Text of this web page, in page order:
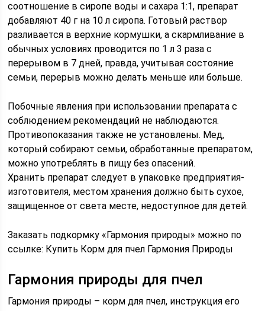
соотношение в сиропе воды и сахара 1:1, препарат
добавляют 40 г на 10 л сиропа. Готовый раствор
разливается в верхние кормушки, а скармливание в
обычных условиях проводится по 1 л 3 раза с
перерывом в 7 дней, правда, учитывая состояние
семьи, перерыв можно делать меньше или больше.
Побочные явления при использовании препарата с
соблюдением рекомендаций не наблюдаются.
Противопоказания также не установлены. Мед,
который собирают семьи, обработанные препаратом,
можно употреблять в пищу без опасений.
Хранить препарат следует в упаковке предприятия-
изготовителя, местом хранения должно быть сухое,
защищенное от света месте, недоступное для детей.
Заказать подкормку «Гармония природы» можно по
ссылке: Купить Корм для пчел Гармония Природы
Гармония природы для пчел
Гармония природы – корм для пчел, инструкция его